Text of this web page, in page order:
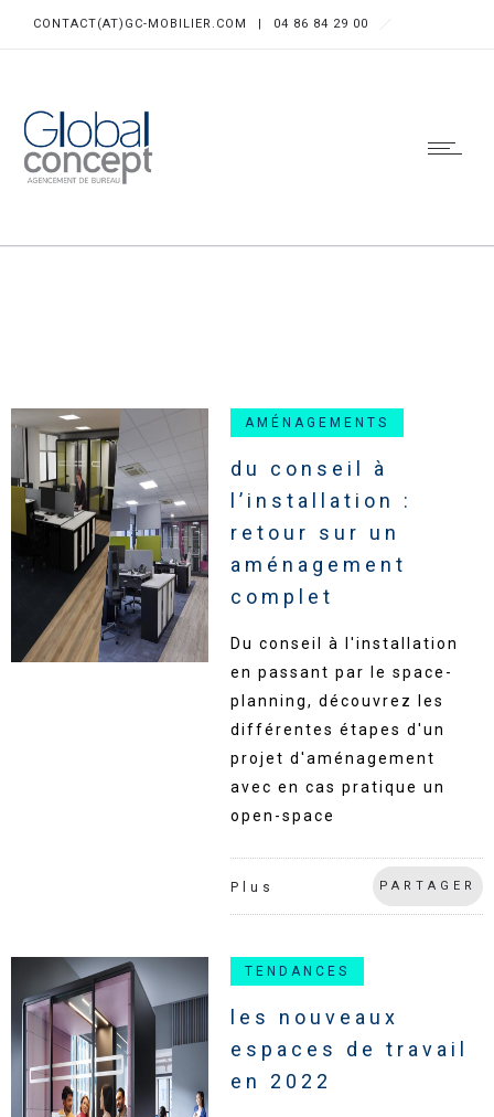
CONTACT(AT)GC-MOBILIER.COM | 04 86 84 29 00
AMÉNAGEMENTS
du conseil à
l’installation :
retour sur un
aménagement
complet
Du conseil à l'installation
en passant par le space-
planning, découvrez les
différentes étapes d'un
projet d'aménagement
avec en cas pratique un
open-space
Plus PARTAGER
TENDANCES
les nouveaux
espaces de travail
en 2022